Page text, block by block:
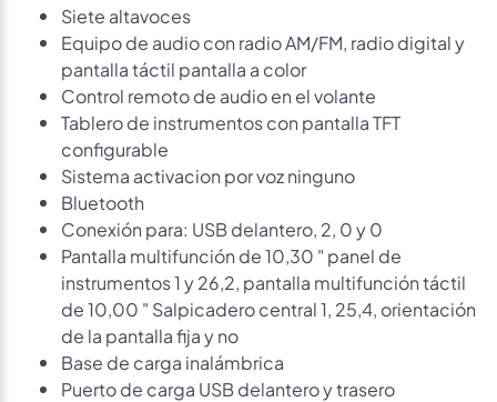
Siete altavoces
Equipo de audio con radio AM/FM, radio digital y
pantalla táctil pantalla a color
Control remoto de audio en el volante
Tablero de instrumentos con pantalla TFT
configurable
Sistema activacion por voz ninguno
Bluetooth
Conexión para: USB delantero, 2, 0 y 0
Pantalla multifunción de 10,30 " panel de
instrumentos 1 y 26,2, pantalla multifunción táctil
de 10,00 " Salpicadero central 1, 25,4, orientación
de la pantalla fija y no
Base de carga inalámbrica
Puerto de carga USB delantero y trasero